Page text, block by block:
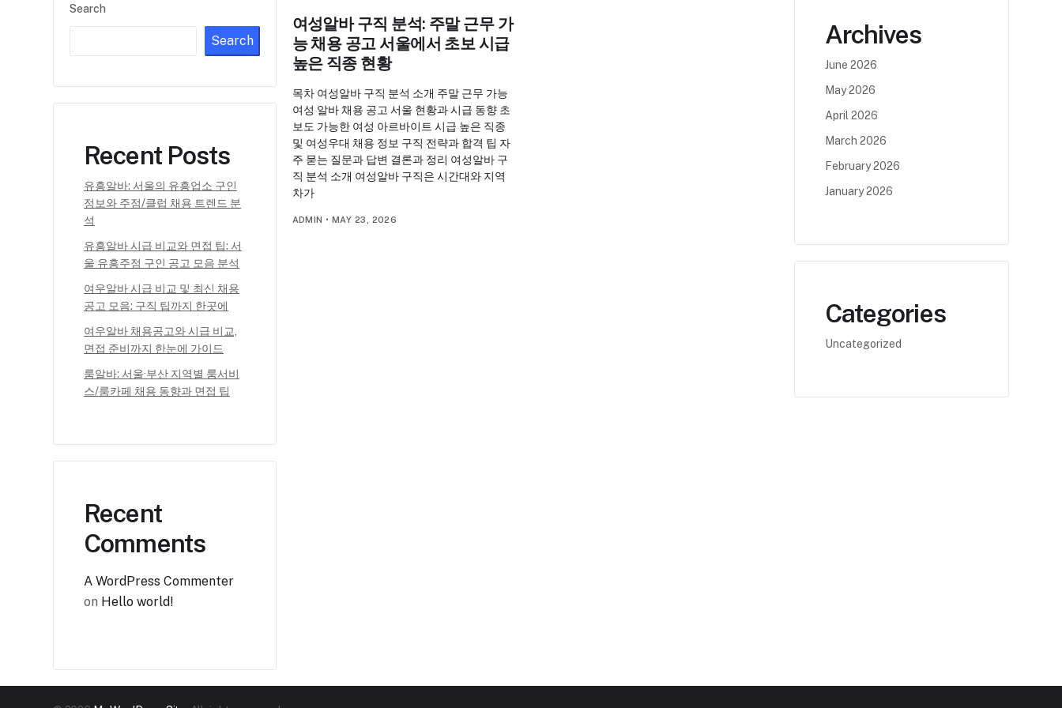
Search
Search
Recent Posts
유흥알바: 서울의 유흥업소 구인
정보와 주점/클럽 채용 트렌드 분
석
유흥알바 시급 비교와 면접 팁: 서
울 유흥주점 구인 공고 모음 분석
여우알바 시급 비교 및 최신 채용
공고 모음: 구직 팁까지 한곳에
여우알바 채용공고와 시급 비교,
면접 준비까지 한눈에 가이드
룸알바: 서울·부산 지역별 룸서비
스/룸카페 채용 동향과 면접 팁
Recent
Comments
A WordPress Commenter
on Hello world!
여성알바 구직 분석: 주말 근무 가
능 채용 공고 서울에서 초보 시급
높은 직종 현황
목차 여성알바 구직 분석 소개 주말 근무 가능
여성 알바 채용 공고 서울 현황과 시급 동향 초
보도 가능한 여성 아르바이트 시급 높은 직종
및 여성우대 채용 정보 구직 전략과 합격 팁 자
주 묻는 질문과 답변 결론과 정리 여성알바 구
직 분석 소개 여성알바 구직은 시간대와 지역
차가
ADMIN • MAY 23, 2026
Archives
June 2026
May 2026
April 2026
March 2026
February 2026
January 2026
Categories
Uncategorized